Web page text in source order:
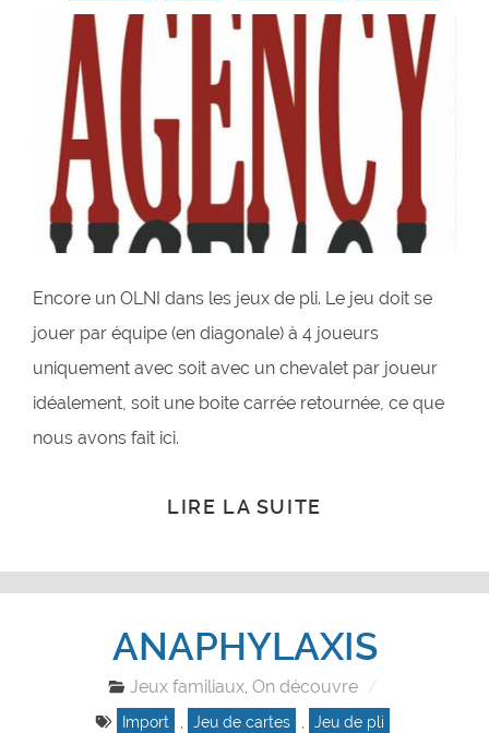
Encore un OLNI dans les jeux de pli. Le jeu doit se
jouer par équipe (en diagonale) à 4 joueurs
uniquement avec soit avec un chevalet par joueur
idéalement, soit une boite carrée retournée, ce que
nous avons fait ici.
LIRE LA SUITE
ANAPHYLAXIS
Jeux familiaux,On découvre
Import , Jeu de cartes , Jeu de pli